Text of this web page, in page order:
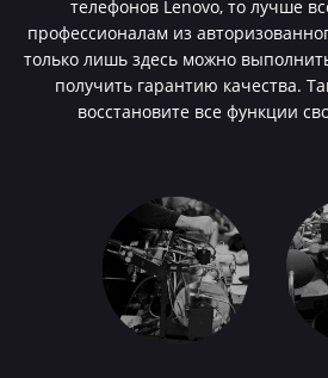
телефонов Lenovo, то лучше
профессионалам из
только лишь здесь можно
получить гарантию качества.
восстановите все функции